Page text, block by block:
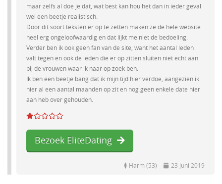
maar zelfs al doe je dat, wat best kan hou het dan in ieder geval
wel een beetje realistisch.
Door dit soort teksten er op te zetten maken ze de hele website
heel erg ongeloofwaardig en dat lijkt me niet de bedoeling.
Verder ben ik ook geen fan van de site, want het aantal leden
valt tegen en ook de leden die er op zitten sluiten niet echt aan
bij de vrouwen waar ik naar op zoek ben.
Ik ben een beetje bang dat ik mijn tijd hier verdoe, aangezien ik
hier al een aantal maanden op zit en nog geen enkele date hier
aan heb over gehouden.
Bezoek EliteDating
Harm (53) 23 juni 2019